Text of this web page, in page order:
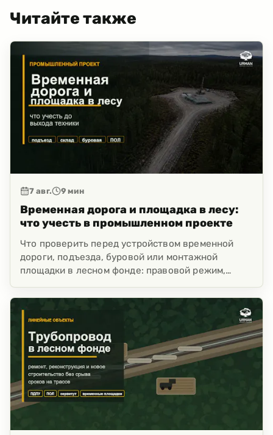
Читайте также
7 авг. 9 мин
Временная дорога и площадка в лесу:
что учесть в промышленном проекте
Что проверить перед устройством временной
дороги, подъезда, буровой или монтажной
площадки в лесном фонде: правовой режим,
складирование, техника и риски до выезда
подрядчика.